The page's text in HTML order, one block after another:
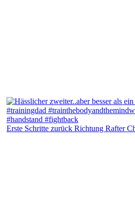
Erste Schritte zurück Richtung Rafter